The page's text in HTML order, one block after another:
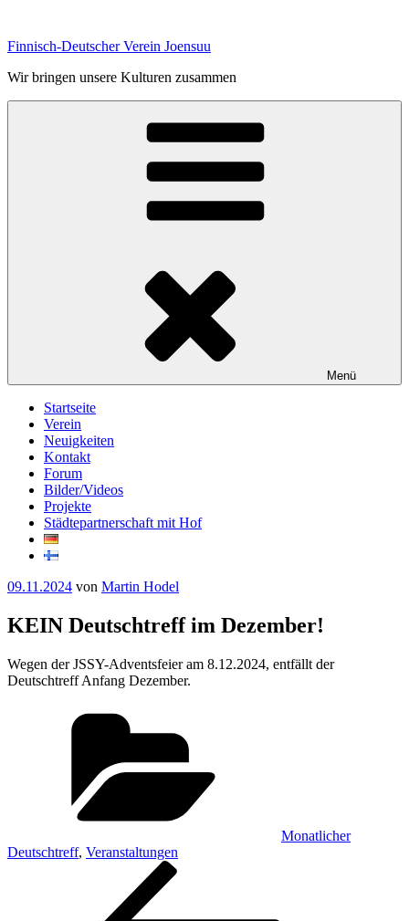
springen
Finnisch-Deutscher Verein Joensuu
Wir bringen unsere Kulturen zusammen
Menü
Startseite
Verein
Neuigkeiten
Kontakt
Forum
Bilder/Videos
Projekte
Städtepartnerschaft mit Hof
Veröffentlicht
09.11.2024 von Martin Hodel
KEIN Deutschtreff im Dezember!
Wegen der JSSY-Adventsfeier am 8.12.2024, entfällt der
Deutschtreff Anfang Dezember.
Monatlicher
Deutschtreff, Veranstaltungen
Beitragsnavigation